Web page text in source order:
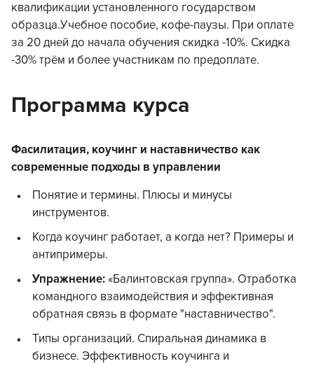
квалификации установленного государством
образца.Учебное пособие, кофе-паузы. При оплате
за 20 дней до начала обучения скидка -10%. Скидка
-30% трём и более участникам по предоплате.
Программа курса
Фасилитация, коучинг и наставничество как
современные подходы в управлении
Понятие и термины. Плюсы и минусы
инструментов.
Когда коучинг работает, а когда нет? Примеры и
антипримеры.
Упражнение: «Балинтовская группа». Отработка
командного взаимодействия и эффективная
обратная связь в формате "наставничество".
Типы организаций. Спиральная динамика в
бизнесе. Эффективность коучинга и